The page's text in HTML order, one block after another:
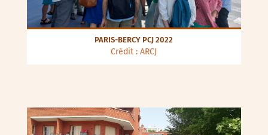
PARIS-BERCY PCJ 2022
Crédit : ARCJ